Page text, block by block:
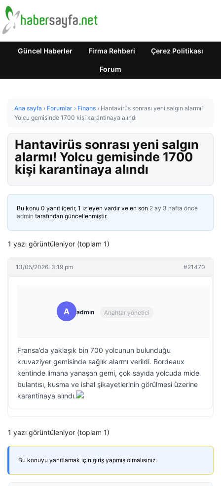
Güncel Haberler Firma Rehberi Çerez Politikası
Forum
Ana sayfa › Forumlar › Finans › Hantavirüs sonrası yeni salgın alarmı!
Yolcu gemisinde 1700 kişi karantinaya alındı
Hantavirüs sonrası yeni salgın
alarmı! Yolcu gemisinde 1700
kişi karantinaya alındı
Bu konu 0 yanıt içerir, 1 izleyen vardır ve en son 2 ay 3 hafta önce
admin tarafından güncellenmiştir.
1 yazı görüntüleniyor (toplam 1)
13/05/2026: 3:19 pm #21470
A admin Anahtar yönetici
Fransa’da yaklaşık bin 700 yolcunun bulunduğu
kruvaziyer gemisinde sağlık alarmı verildi. Bordeaux
kentinde limana yanaşan gemi, çok sayıda yolcuda mide
bulantısı, kusma ve ishal şikayetlerinin görülmesi üzerine
karantinaya alındı.
1 yazı görüntüleniyor (toplam 1)
Bu konuyu yanıtlamak için giriş yapmış olmalısınız.